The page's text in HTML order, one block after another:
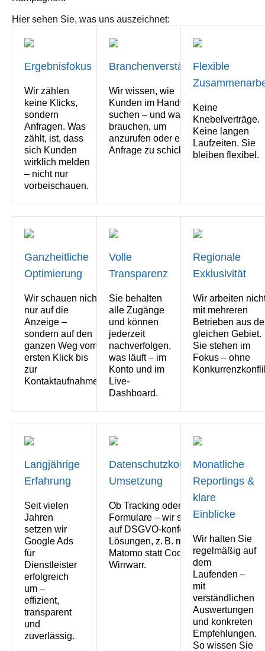
Hier sehen Sie, was uns auszeichnet:
Ergebnisfokus
Wir zählen
keine Klicks,
sondern
Anfragen. Was
zählt, ist, dass
sich Kunden
wirklich melden
– nicht nur
vorbeischauen.
Branchenverständnis
Wir wissen, wie
Kunden im Handwerk
suchen – und was sie
brauchen, um
anzurufen oder eine
Anfrage zu schicken.
Flexible
Keine
Knebelverträge.
Keine langen
Laufzeiten. Sie
bleiben flexibel.
Ganzheitliche
Optimierung
Wir schauen nicht
nur auf die
Anzeige –
sondern auf den
ganzen Weg vom
ersten Klick bis
zur
Kontaktaufnahme.
Volle
Transparenz
Sie behalten
alle Zugänge
und können
jederzeit
nachverfolgen,
was läuft – im
Konto und im
Live-
Dashboard.
Regionale
Exklusivität
Wir arbeiten
mit mehreren
Betrieben aus
gleichen Gebiet.
Sie stehen im
Fokus – ohne
Langjährige
Erfahrung
Seit vielen
Jahren
setzen wir
Google Ads
für
Dienstleister
erfolgreich
um –
effizient,
transparent
und
zuverlässig.
Datenschutzkonforme
Umsetzung
Ob Tracking oder
Formulare – wir setzen
auf DSGVO-konforme
Lösungen, z. B. mit
Matomo statt Cookie-
Wirrwarr.
Monatliche
Reportings &
klare
Einblicke
Wir halten Sie
regelmäßig auf
dem
Laufenden –
mit
verständlichen
Auswertungen
und konkreten
Empfehlungen.
So wissen Sie